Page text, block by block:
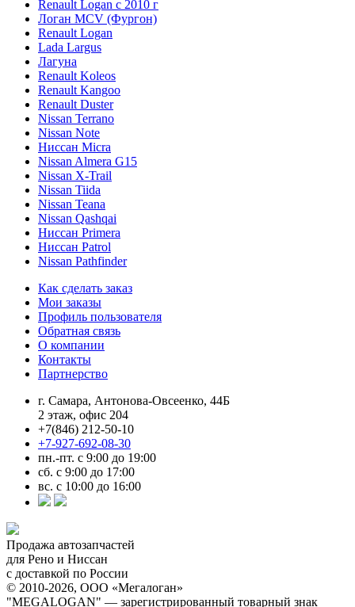
Renault Logan c 2010 г
Логан МСV (Фургон)
Renault Logan
Lada Largus
Лагуна
Renault Koleos
Renault Kangoo
Renault Duster
Nissan Terrano
Nissan Note
Ниссан Micra
Nissan Almera G15
Nissan X-Trail
Nissan Tiida
Nissan Teana
Nissan Qashqai
Ниссан Primera
Ниссан Patrol
Nissan Pathfinder
Как сделать заказ
Мои заказы
Профиль пользователя
Обратная связь
О компании
Контакты
Партнерство
г. Самара, Антонова-Овсеенко, 44Б
2 этаж, офис 204
+7(846) 212-50-10
+7-927-692-08-30
пн.-пт. с 9:00 до 19:00
сб. с 9:00 до 17:00
вс. с 10:00 до 16:00
Продажа автозапчастей
для Рено и Ниссан
с доставкой по России
© 2010-2026, ООО «Мегалоган»
"MEGALOGAN" — зарегистрированный товарный знак